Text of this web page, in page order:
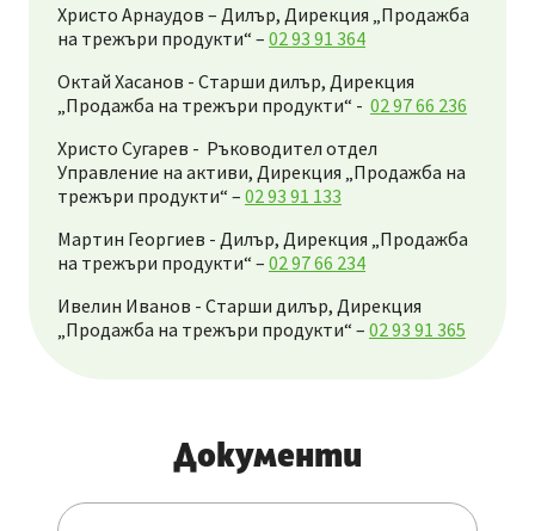
Христо Арнаудов – Дилър, Дирекция „Продажба
на трежъри продукти“ – 02 93 91 364
Октай Хасанов - Старши дилър, Дирекция
„Продажба на трежъри продукти“ - 02 97 66 236
Христо Сугарев - Ръководител отдел
Управление на активи, Дирекция „Продажба на
трежъри продукти“ – 02 93 91 133
Мартин Георгиев - Дилър, Дирекция „Продажба
на трежъри продукти“ – 02 97 66 234
Ивелин Иванов - Старши дилър, Дирекция
„Продажба на трежъри продукти“ – 02 93 91 365
Документи